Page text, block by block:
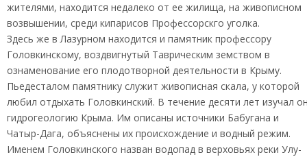
жителями, находится недалеко от ее жилища, на живописном
возвышении, среди кипарисов Профессорскго уголка.
Здесь же в Лазурном находится и памятник профессору
Головкинскому, воздвигнутый Таврическим земством в
ознаменование его плодотворной деятельности в Крыму.
Пьедесталом памятнику служит живописная скала, у которой
любил отдыхать Головкинский. В течение десяти лет изучал
гидрогеологию Крыма. Им описаны источники Бабугана и
Чатыр-Дага, объяснены их происхождение и водный режим.
Именем Головкинского назван водопад в верховьях реки Улу-